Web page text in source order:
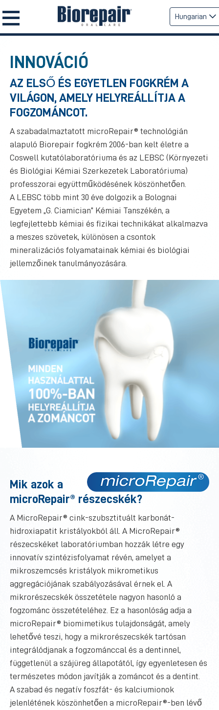
Hungarian
INNOVÁCIÓ
AZ ELSŐ ÉS EGYETLEN FOGKRÉM A
VILÁGON, AMELY HELYREÁLLÍTJA A
FOGZOMÁNCOT.
A szabadalmaztatott microRepair® technológián
alapuló Biorepair fogkrém 2006-ban kelt életre a
Coswell kutatólaboratóriuma és az LEBSC (Környezeti
és Biológiai Kémiai Szerkezetek Laboratóriuma)
professzorai együttműködésének köszönhetően.
A LEBSC több mint 30 éve dolgozik a Bolognai
Egyetem „G. Ciamician” Kémiai Tanszékén, a
legfejlettebb kémiai és fizikai technikákat alkalmazva
a meszes szövetek, különösen a csontok
mineralizációs folyamatainak kémiai és biológiai
jellemzőinek tanulmányozására.
Mik azok a
microRepair® részecskék?
A MicroRepair® cink-szubsztituált karbonát-
hidroxiapatit kristályokból áll. A MicroRepair®
részecskéket laboratóriumban hozzák létre egy
innovatív szintézisfolyamat révén, amelyet a
mikroszemcsés kristályok mikrometikus
aggregációjának szabályozásával érnek el. A
mikrorészecskék összetétele nagyon hasonló a
fogzománc összetételéhez. Ez a hasonlóság adja a
microRepair® biomimetikus tulajdonságát, amely
lehetővé teszi, hogy a mikrorészecskék tartósan
integrálódjanak a fogzománccal és a dentinnel,
függetlenül a szájüreg állapotától, így egyenletesen és
természetes módon javítják a zománcot és a dentint.
A szabad és negatív foszfát- és kalciumionok
jelenlétének köszönhetően a microRepair®-ben lévő